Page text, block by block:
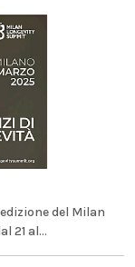
del Milan
21 al...